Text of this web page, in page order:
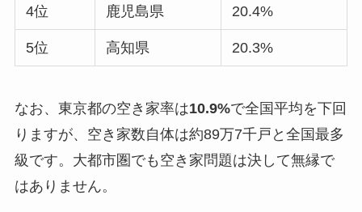
4位 鹿児島県 20.4%
5位 高知県 20.3%
なお、東京都の空き家率は10.9%で全国平均を下回
りますが、空き家数自体は約89万7千戸と全国最多
級です。大都市圏でも空き家問題は決して無縁で
はありません。